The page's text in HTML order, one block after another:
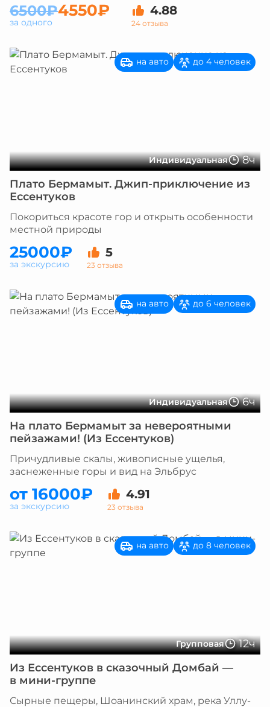
6500₽4550₽ 4.88
24 отзыва
за одного
Индивидуальная 8ч
на авто до 4 человек
Плато Бермамыт. Джип-приключение из
Ессентуков
Покориться красоте гор и открыть особенности
местной природы
25000₽ 5
23 отзыва
за экскурсию
Индивидуальная 6ч
на авто до 6 человек
На плато Бермамыт за невероятными
пейзажами! (Из Ессентуков)
Причудливые скалы, живописные ущелья,
заснеженные горы и вид на Эльбрус
от 16000₽ 4.91
23 отзыва
за экскурсию
Групповая 12ч
на авто до 8 человек
Из Ессентуков в сказочный Домбай —
в мини-группе
Сырные пещеры, Шоанинский храм, река Уллу-